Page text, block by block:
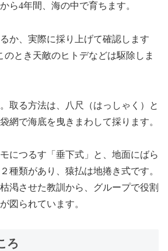
ら4年間、海の中で育ちます。
か、実際に採り上げて確認します
のとき天敵のヒトデなどは駆除しま
取る方法は、八尺（はっしゃく）と
網で海底を曳きまわして採ります。
につるす「垂下式」と、地面にばら
種類があり、猿払は地捲き式です。
渇させた教訓から、グループで役割
図られています。
ろ